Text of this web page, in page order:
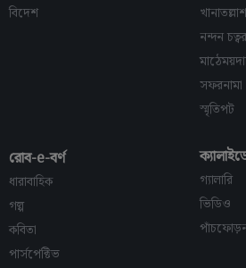
বিদেশ
খানাতল্লাশ
নন্দন চত্বর
সফরনামা
স্মৃতিপট
রোব-e-বর্ণ
ধারাবাহিক
গল্প
কবিতা
পার্সপেক্টিভ
গ্যালারি
ভিডিও